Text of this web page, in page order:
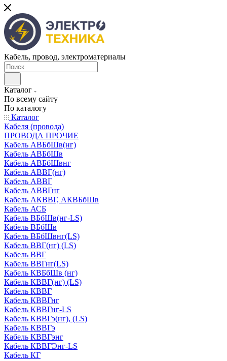
Кабель, провод, электроматериалы
Каталог
По всему сайту
По каталогу
Каталог
Кабеля (провода)
ПРОВОДА ПРОЧИЕ
Кабель АВБбШв(нг)
Кабель АВБбШв
Кабель АВБбШвнг
Кабель АВВГ(нг)
Кабель АВВГ
Кабель АВВГнг
Кабель АКВВГ, АКВБбШв
Кабель АСБ
Кабель ВБбШв(нг-LS)
Кабель ВБбШв
Кабель ВБбШвнг(LS)
Кабель ВВГ(нг) (LS)
Кабель ВВГ
Кабель ВВГнг(LS)
Кабель КВБбШв (нг)
Кабель КВВГ(нг) (LS)
Кабель КВВГ
Кабель КВВГнг
Кабель КВВГнг-LS
Кабель КВВГэ(нг), (LS)
Кабель КВВГэ
Кабель КВВГэнг
Кабель КВВГЭнг-LS
Кабель КГ